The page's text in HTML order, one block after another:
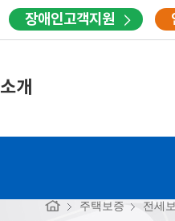
장애인고객지원
개
주택보증 전세